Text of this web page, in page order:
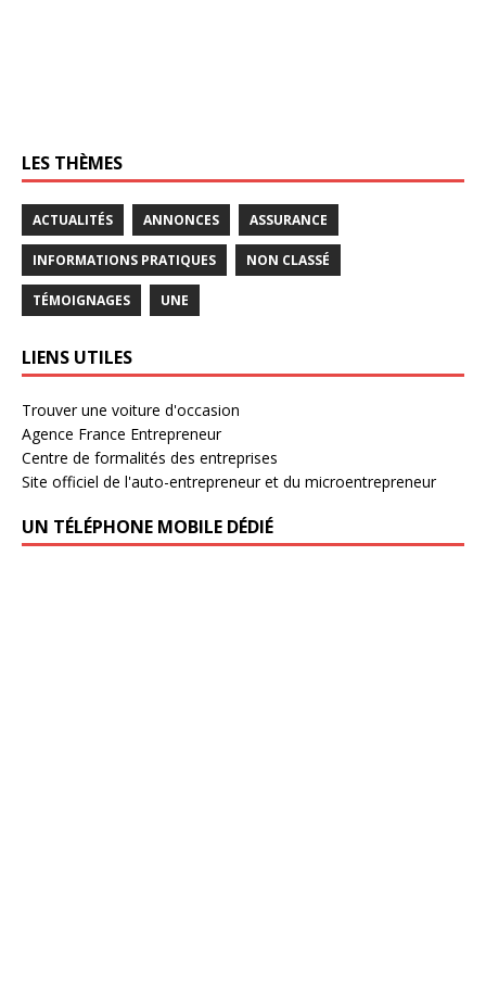
LES THÈMES
ACTUALITÉS ANNONCES ASSURANCE
INFORMATIONS PRATIQUES NON CLASSÉ
TÉMOIGNAGES UNE
LIENS UTILES
Trouver une voiture d'occasion
Agence France Entrepreneur
Centre de formalités des entreprises
Site officiel de l'auto-entrepreneur et du microentrepreneur
UN TÉLÉPHONE MOBILE DÉDIÉ